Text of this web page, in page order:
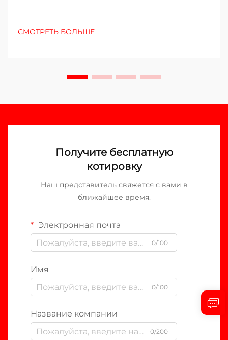
СМОТРЕТЬ БОЛЬШЕ
Получите бесплатную
котировку
Наш представитель свяжется с вами в
ближайшее время.
Электронная почта
0/100
Имя
0/100
Название компании
0/200